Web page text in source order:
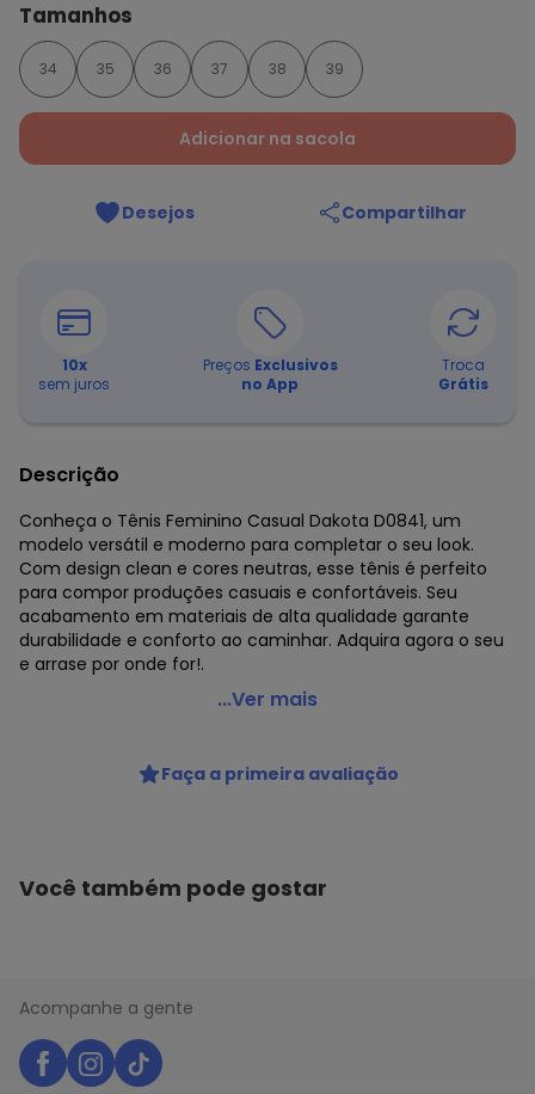
Tamanhos
34 35 36 37 38 39
Adicionar na sacola
Desejos Compartilhar
10x
sem juros
Preços Exclusivos
no App
Troca
Grátis
Descrição
Conheça o Tênis Feminino Casual Dakota D0841, um
modelo versátil e moderno para completar o seu look.
Com design clean e cores neutras, esse tênis é perfeito
para compor produções casuais e confortáveis. Seu
acabamento em materiais de alta qualidade garante
durabilidade e conforto ao caminhar. Adquira agora o seu
e arrase por onde for!.
Dakota - Tênis Feminino Casual Dakota D0841 -
Código do produto: 24184928
MODELO : 0648410
MATERIAL DA SOLA : Borracha
MATERIAL INTERNO : Têxtil
GRUPO DE IDADE : Adult
ESTILO DO TÊNIS : Urbano
...Ver mais
Faça a primeira avaliação
Você também pode gostar
Acompanhe a gente